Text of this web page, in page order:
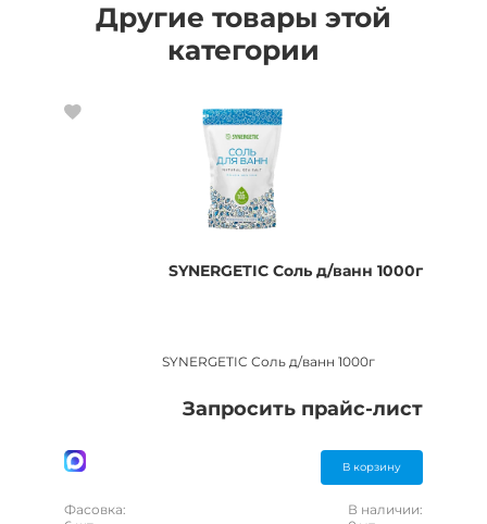
Другие товары этой
категории
SYNERGETIC Соль д/ванн 1000г
SYNERGETIC Соль д/ванн 1000г
Запросить прайс-лист
В корзину
Фасовка:
В наличии: